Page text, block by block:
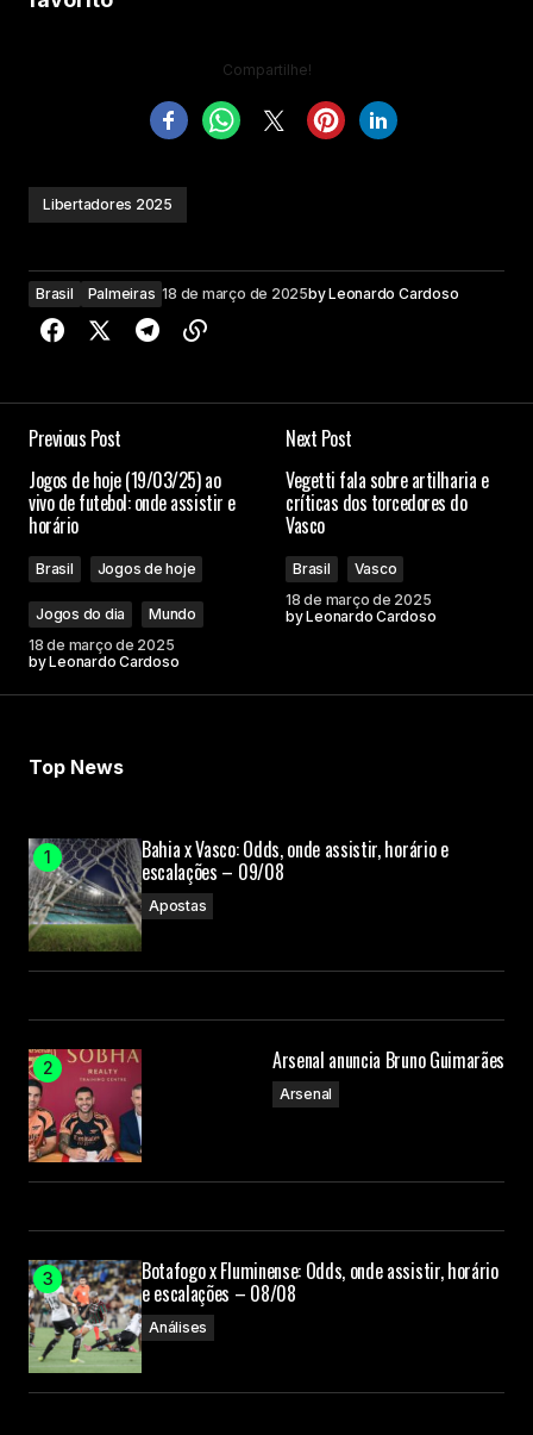
Compartilhe!
Libertadores 2025
Brasil Palmeiras 18 de março de 2025byLeonardo Cardoso
Previous Post
Jogos de hoje (19/03/25) ao
vivo de futebol: onde assistir e
horário
Brasil Jogos de hoje
Jogos do dia
Mundo
18 de março de 2025
byLeonardo Cardoso
Next Post
Vegetti fala sobre artilharia e
críticas dos torcedores do
Vasco
Brasil
Vasco
18 de março de 2025
byLeonardo Cardoso
Top News
Bahia x Vasco: Odds, onde assistir, horário e
escalações – 09/08
Apostas
Arsenal anuncia Bruno Guimarães
Arsenal
Botafogo x Fluminense: Odds, onde assistir, horário
e escalações – 08/08
Análises